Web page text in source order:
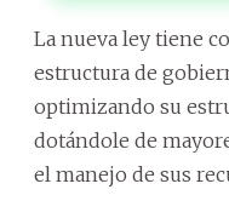
La nueva ley tiene
estructura de
optimizando su
dotándole de
el manejo de sus